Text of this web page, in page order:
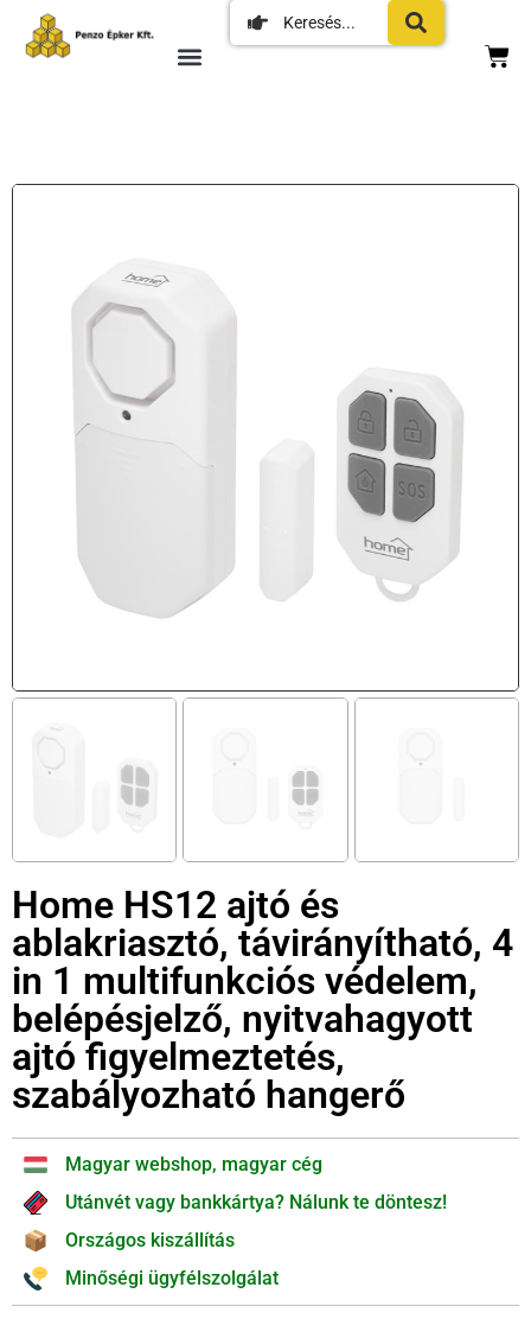
Home HS12 ajtó és
ablakriasztó, távirányítható, 4
in 1 multifunkciós védelem,
belépésjelző, nyitvahagyott
ajtó figyelmeztetés,
szabályozható hangerő
Magyar webshop, magyar cég
Utánvét vagy bankkártya? Nálunk te döntesz!
Országos kiszállítás
Minőségi ügyfélszolgálat